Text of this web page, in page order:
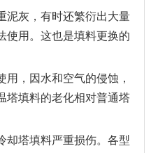
泥灰，有时还繁衍出大量
使用。这也是填料更换的
，因水和空气的侵蚀，
塔填料的老化相对普通塔
却塔填料严重损伤。各型